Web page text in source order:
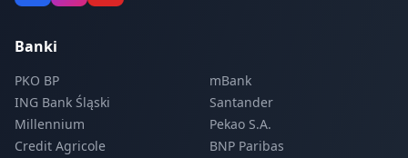
Banki
PKO BP
mBank
ING Bank Śląski
Santander
Millennium
Pekao S.A.
Credit Agricole
BNP Paribas